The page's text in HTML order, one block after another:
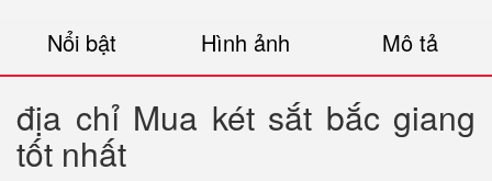
Nổi bật Hình ảnh Mô tả
địa chỉ Mua két sắt bắc giang
tốt nhất